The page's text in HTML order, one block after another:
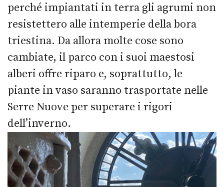
perché impiantati in terra gli agrumi non
resistettero alle intemperie della bora
triestina. Da allora molte cose sono
cambiate, il parco con i suoi maestosi
alberi offre riparo e, soprattutto, le
piante in vaso saranno trasportate nelle
Serre Nuove per superare i rigori
dell’inverno.